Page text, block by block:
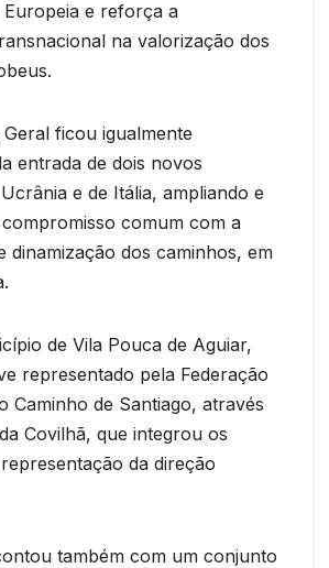
Europeia e reforça a
na valorização dos
ficou igualmente
entrada de dois novos
e de Itália, ampliando e
comum com a
dinamização dos caminhos, em
de Vila Pouca de Aguiar,
representado pela Federação
Caminho de Santiago, através
Covilhã, que integrou os
da direção
também com um conjunto